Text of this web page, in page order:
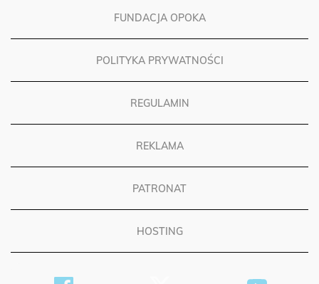
FUNDACJA OPOKA
POLITYKA PRYWATNOŚCI
REGULAMIN
REKLAMA
PATRONAT
HOSTING